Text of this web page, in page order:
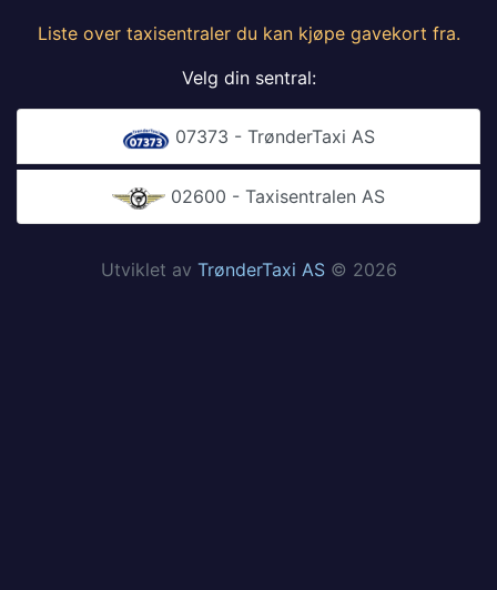
Liste over taxisentraler du kan kjøpe gavekort fra.
Velg din sentral:
07373 - TrønderTaxi AS
02600 - Taxisentralen AS
Utviklet av TrønderTaxi AS© 2026